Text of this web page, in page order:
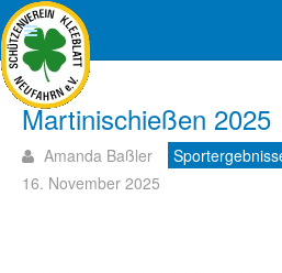
Martinischießen 2025
Amanda Baßler
16. November 2025